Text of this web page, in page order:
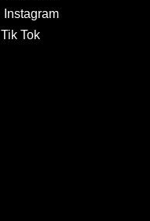
Instagram
Tik Tok